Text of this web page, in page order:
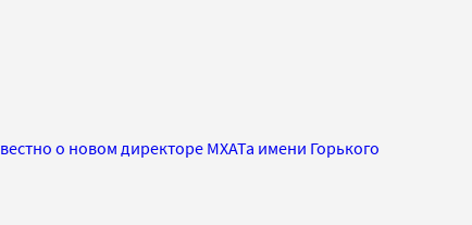
о новом директоре МХАТа имени Горького